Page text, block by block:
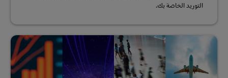
التوريد الخاصة بك.